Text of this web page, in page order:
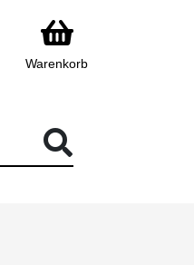
Warenkorb